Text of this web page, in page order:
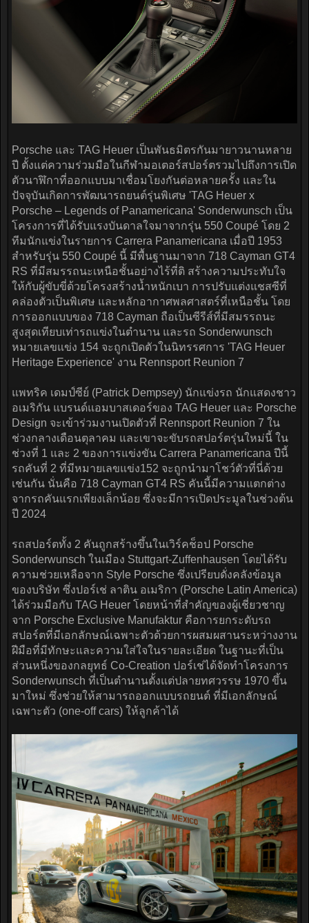
Porsche และ TAG Heuer เป็นพันธมิตรกันมายาวนานหลาย
ปี ตั้งแต่ความร่วมมือในกีฬามอเตอร์สปอร์ตรวมไปถึงการเปิด
ตัวนาฬิกาที่ออกแบบมาเชื่อมโยงกันต่อหลายครั้ง และใน
ปัจจุบันเกิดการพัฒนารถยนต์รุ่นพิเศษ 'TAG Heuer x
Porsche – Legends of Panamericana' Sonderwunsch เป็น
โครงการที่ได้รับแรงบันดาลใจมาจากรุ่น 550 Coupé โดย 2
ทีมนักแข่งในรายการ Carrera Panamericana เมื่อปี 1953
สำหรับรุ่น 550 Coupé นี้ มีพื้นฐานมาจาก 718 Cayman GT4
RS ที่มีสมรรถนะเหนือชั้นอย่างไร้ที่ติ สร้างความประทับใจ
ให้กับผู้ขับขี่ด้วยโครงสร้างน้ำหนักเบา การปรับแต่งแชสซีที่
คล่องตัวเป็นพิเศษ และหลักอากาศพลศาสตร์ที่เหนือชั้น โดย
การออกแบบของ 718 Cayman ถือเป็นซีรีส์ที่มีสมรรถนะ
สูงสุดเทียบเท่ารถแข่งในตำนาน และรถ Sonderwunsch
หมายเลขแข่ง 154 จะถูกเปิดตัวในนิทรรศการ 'TAG Heuer
Heritage Experience' งาน Rennsport Reunion 7
แพทริค เดมป์ซีย์ (Patrick Dempsey) นักแข่งรถ นักแสดงชาว
อเมริกัน แบรนด์แอมบาสเดอร์ของ TAG Heuer และ Porsche
Design จะเข้าร่วมงานเปิดตัวที่ Rennsport Reunion 7 ใน
ช่วงกลางเดือนตุลาคม และเขาจะขับรถสปอร์ตรุ่นใหม่นี้ ใน
ช่วงที่ 1 และ 2 ของการแข่งขัน Carrera Panamericana ปีนี้
รถคันที่ 2 ที่มีหมายเลขแข่ง152 จะถูกนำมาโชว์ตัวที่นี่ด้วย
เช่นกัน นั่นคือ 718 Cayman GT4 RS คันนี้มีความแตกต่าง
จากรถคันแรกเพียงเล็กน้อย ซึ่งจะมีการเปิดประมูลในช่วงต้น
ปี 2024
รถสปอร์ตทั้ง 2 คันถูกสร้างขึ้นในเวิร์คช็อป Porsche
Sonderwunsch ในเมือง Stuttgart-Zuffenhausen โดยได้รับ
ความช่วยเหลือจาก Style Porsche ซึ่งเปรียบดั่งคลังข้อมูล
ของบริษัท ซึ่งปอร์เช่ ลาติน อเมริกา (Porsche Latin America)
ได้ร่วมมือกับ TAG Heuer โดยหน้าที่สำคัญของผู้เชี่ยวชาญ
จาก Porsche Exclusive Manufaktur คือการยกระดับรถ
สปอร์ตที่มีเอกลักษณ์เฉพาะตัวด้วยการผสมผสานระหว่างงาน
ฝีมือที่มีทักษะและความใส่ใจในรายละเอียด ในฐานะที่เป็น
ส่วนหนึ่งของกลยุทธ์ Co-Creation ปอร์เช่ได้จัดทำโครงการ
Sonderwunsch ที่เป็นตำนานตั้งแต่ปลายทศวรรษ 1970 ขึ้น
มาใหม่ ซึ่งช่วยให้สามารถออกแบบรถยนต์ ที่มีเอกลักษณ์
เฉพาะตัว (one-off cars) ให้ลูกค้าได้